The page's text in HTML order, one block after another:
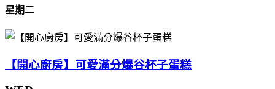
星期二
【開心廚房】可愛滿分爆谷杯子蛋糕